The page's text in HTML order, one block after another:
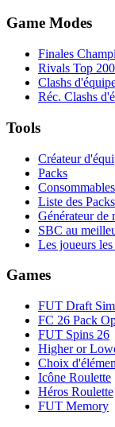
Game Modes
Finales
Rivals Top 200
Clashs
Réc. Clashs
Tools
Créateur
Packs
Consommables
Liste des
Générateur de
SBC au
Les joueurs
Games
FUT Draft
FC 26 Pack
FUT Spins 26
Higher or
Choix
Icône Roulette
Héros Roulette
FUT Memory